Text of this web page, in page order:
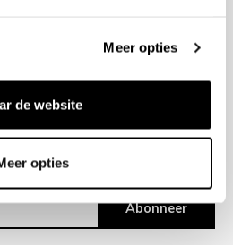
Meer opties
de website
opties
Abonneer